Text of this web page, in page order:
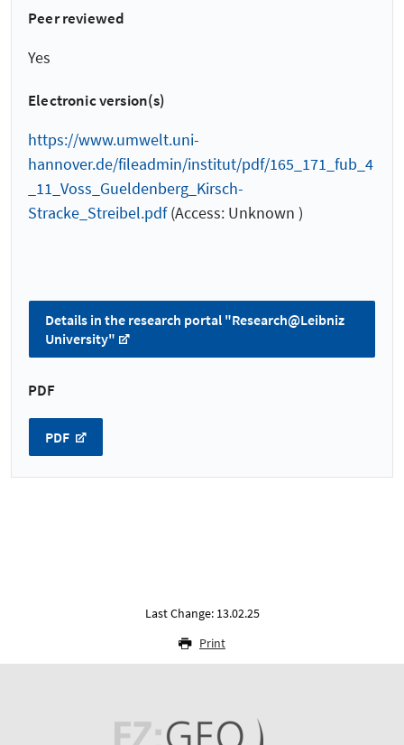
Peer reviewed
Yes
Electronic version(s)
https://www.umwelt.uni-
hannover.de/fileadmin/institut/pdf/165_171_fub_4
_11_Voss_Gueldenberg_Kirsch-
Stracke_Streibel.pdf(Access: Unknown )
Details in the research portal "Research@Leibniz
University"
PDF
PDF
Last Change: 13.02.25
Print